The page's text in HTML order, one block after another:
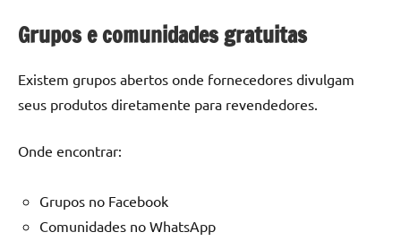
Grupos e comunidades gratuitas
Existem grupos abertos onde fornecedores divulgam
seus produtos diretamente para revendedores.
Onde encontrar:
Grupos no Facebook
Comunidades no WhatsApp